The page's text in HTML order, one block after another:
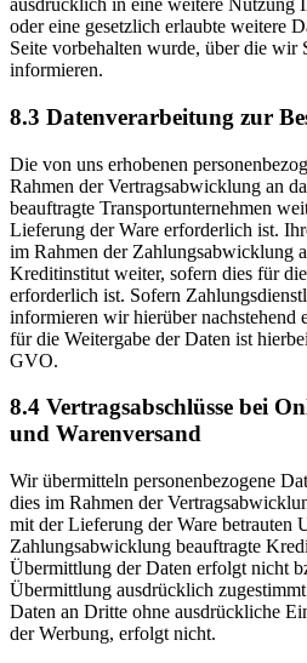
ausdrücklich in eine weitere Nutzung
oder eine gesetzlich erlaubte weitere
Seite vorbehalten wurde, über die wir
informieren.
8.3 Datenverarbeitung zur
Die von uns erhobenen
Rahmen der Vertragsabwicklung an
beauftragte Transportunternehmen
Lieferung der Ware erforderlich ist.
im Rahmen der Zahlungsabwicklung
Kreditinstitut weiter, sofern dies für
erforderlich ist. Sofern
informieren wir hierüber nachstehend
für die Weitergabe der Daten ist
GVO.
8.4 Vertragsabschlüsse bei
und Warenversand
Wir übermitteln personenbezogene
dies im Rahmen der
mit der Lieferung der Ware betrauten
Zahlungsabwicklung beauftragte
Übermittlung der Daten erfolgt nicht
Übermittlung ausdrücklich
Daten an Dritte ohne ausdrückliche
der Werbung, erfolgt nicht.